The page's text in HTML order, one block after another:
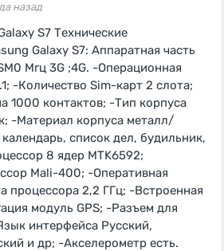
назад
S7 Технические
Galaxy S7: Аппаратная часть
Мгц 3G ;4G. -Операционная
-Количество Sim-карт 2 слота;
1000 контактов; -Тип корпуса
-Материал корпуса металл/
список дел, будильник,
8 ядер MTK6592;
Mali-400; -Оперативная
процессора 2,2 ГГц; -Встроенная
модуль GPS; -Разъем для
интерфейса Русский,
и др; -Акселерометр есть.